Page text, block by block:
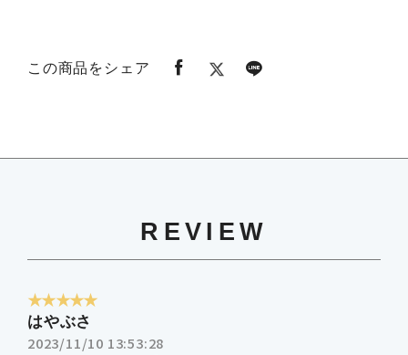
この商品をシェア
REVIEW
★★★★★
はやぶさ
2023/11/10 13:53:28